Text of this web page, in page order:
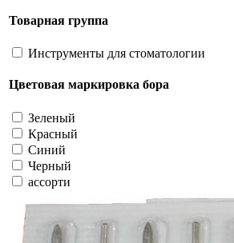
Товарная группа
Инструменты для стоматологии
Цветовая маркировка бора
Зеленый
Красный
Синий
Черный
ассорти